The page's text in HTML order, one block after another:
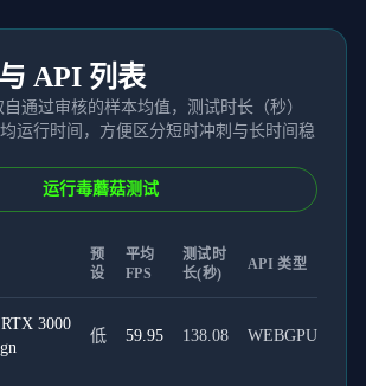
API 列表
通过审核的样本均值，测试时长（秒）
运行时间，方便区分短时冲刺与长时间稳
运行毒蘑菇测试
预
设
平均
FPS
测试时
长(秒)
API 类型
3000
低 59.95 138.08 WEBGPU